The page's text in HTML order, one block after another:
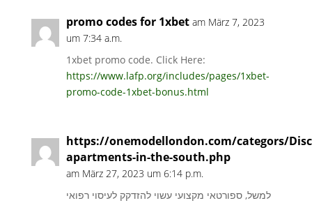
promo codes for 1xbet am März 7, 2023
um 7:34 a.m.
1xbet promo code. Click Here:
https://www.lafp.org/includes/pages/1xbet-
promo-code-1xbet-bonus.html
https://onemodellondon.com/categors/
apartments-in-the-south.php
am März 27, 2023 um 6:14 p.m.
למשל, ספורטאי מקצועי עשוי להזדקק לעיסוי רפואי